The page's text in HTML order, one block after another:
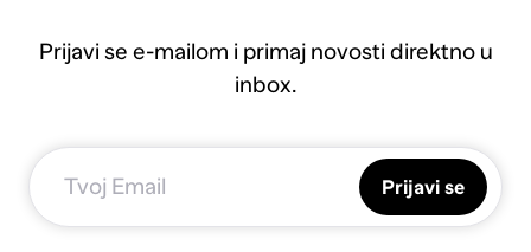
Prijavi se e-mailom i primaj novosti direktno u
inbox.
Prijavi se